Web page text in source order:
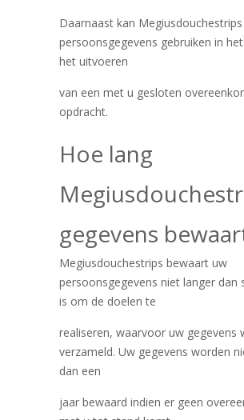
Daarnaast kan
persoonsgegevens gebruiken in
het uitvoeren
van een met u gesloten
opdracht.
Hoe lang
gegevens
Megiusdouchestrips bewaart uw
persoonsgegevens niet langer dan
is om de doelen te
realiseren, waarvoor uw gegevens
verzameld. Uw gegevens worden
dan een
jaar bewaard indien er geen